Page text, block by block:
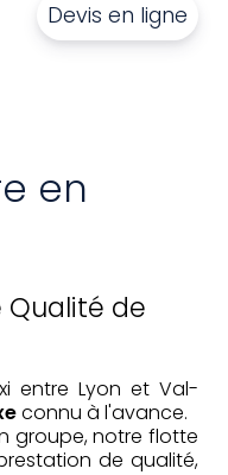
Devis en ligne
en
Qualité de
entre Lyon et Val-
connu à l'avance.
groupe, notre flotte
de qualité,